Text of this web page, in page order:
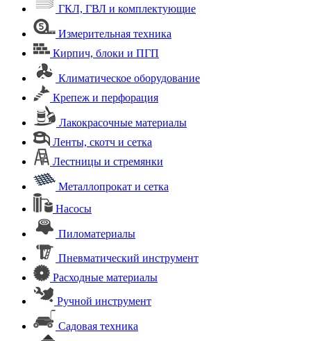
ГКЛ, ГВЛ и комплектующие
Измерительная техника
Кирпич, блоки и ПГП
Климатическое оборудование
Крепеж и перфорация
Лакокрасочные материалы
Ленты, скотч и сетка
Лестницы и стремянки
Металлопрокат и сетка
Насосы
Пиломатериалы
Пневматический инструмент
Расходные материалы
Ручной инструмент
Садовая техника